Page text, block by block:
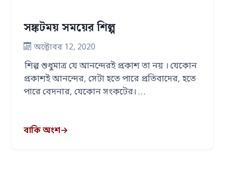
সঙ্কটময় সময়ের শিল্প
অক্টোবর 12, 2020
শিল্প শুধুমাত্র যে আনন্দেরই প্রকাশ তা নয় । যেকোন
প্রকাশই আনন্দের, সেটা হতে পারে প্রতিবাদের, হতে
পারে বেদনার, যেকোন সংকটের। …
বাকি অংশ→